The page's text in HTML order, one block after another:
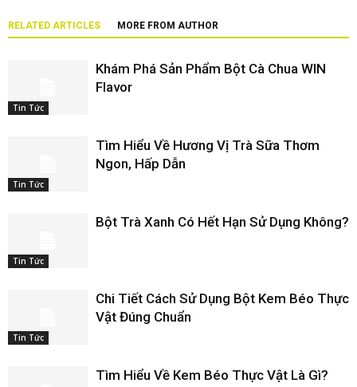
RELATED ARTICLES MORE FROM AUTHOR
Tin Tức
Khám Phá Sản Phẩm Bột Cà Chua WIN
Flavor
Tin Tức
Tìm Hiểu Về Hương Vị Trà Sữa Thơm
Ngon, Hấp Dẫn
Tin Tức
Bột Trà Xanh Có Hết Hạn Sử Dụng Không?
Tin Tức
Chi Tiết Cách Sử Dụng Bột Kem Béo Thực
Vật Đúng Chuẩn
Tìm Hiểu Về Kem Béo Thực Vật Là Gì?